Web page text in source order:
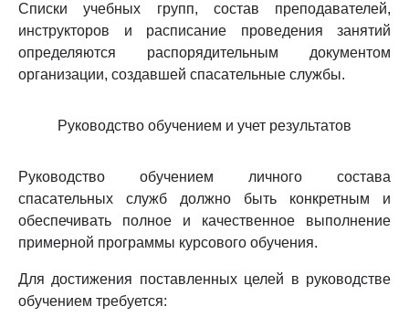
Списки учебных групп, состав преподавателей,
инструкторов и расписание проведения занятий
определяются распорядительным документом
организации, создавшей спасательные службы.
Руководство обучением и учет результатов
Руководство обучением личного состава
спасательных служб должно быть конкретным и
обеспечивать полное и качественное выполнение
примерной программы курсового обучения.
Для достижения поставленных целей в руководстве
обучением требуется: